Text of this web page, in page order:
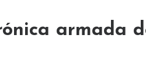
armada